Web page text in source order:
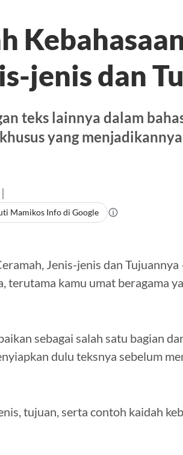
jenis dan
teks lainnya dalam
yang
Mamikos Info di Google
Jenis-jenis dan
terutama kamu umat beragama
sebagai salah satu bagian
dulu teksnya sebelum
tujuan, serta contoh kaidah